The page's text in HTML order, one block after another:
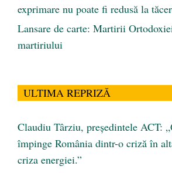
exprimare nu poate fi redusă la
Lansare de carte: Martirii
martiriului
ULTIMA REPRIZĂ
Claudiu Târziu, președintele ACT:
împinge România dintr-o criză în
criza energiei.”